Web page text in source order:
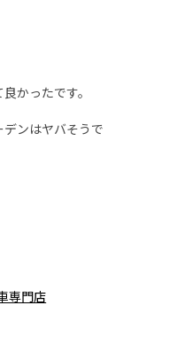
かったです。
ンはヤバそうで
専門店